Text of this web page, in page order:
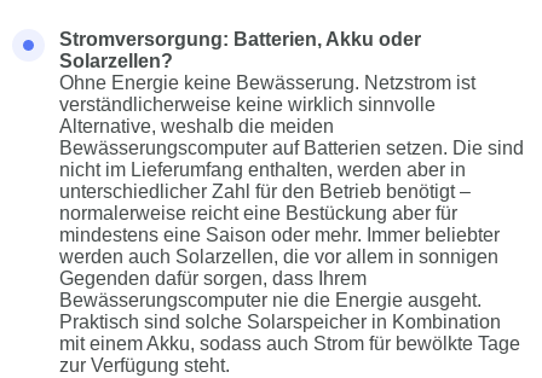
Stromversorgung: Batterien, Akku oder
Solarzellen?
Ohne Energie keine Bewässerung. Netzstrom ist
verständlicherweise keine wirklich sinnvolle
Alternative, weshalb die meiden
Bewässerungscomputer auf Batterien setzen. Die sind
nicht im Lieferumfang enthalten, werden aber in
unterschiedlicher Zahl für den Betrieb benötigt –
normalerweise reicht eine Bestückung aber für
mindestens eine Saison oder mehr. Immer beliebter
werden auch Solarzellen, die vor allem in sonnigen
Gegenden dafür sorgen, dass Ihrem
Bewässerungscomputer nie die Energie ausgeht.
Praktisch sind solche Solarspeicher in Kombination
mit einem Akku, sodass auch Strom für bewölkte Tage
zur Verfügung steht.